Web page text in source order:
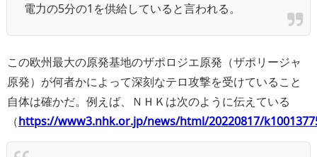
電力の5分の1を供給していると言われる。
この欧州最大の原発基地のザポロジエ原発（ザポリージャ
原発）が何者かによって深刻なテロ攻撃を受けていること
自体は確かだ。例えば、ＮＨＫは次のように伝えている
（https://www3.nhk.or.jp/news/html/20220817/